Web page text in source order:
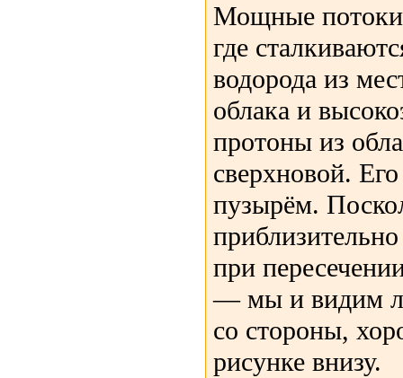
Мощные
где
водорода из
облака и
протоны из
сверхновой.
пузырём.
при
— мы и видим
со стороны,
рисунке внизу.